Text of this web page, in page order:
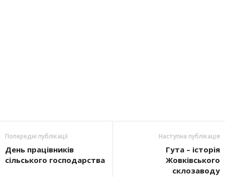
Попередні публікації
День працівників
сільського господарства
Наступна публікація
Гута – історія
Жовківського
склозаводу